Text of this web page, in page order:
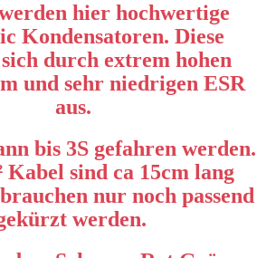
hier hochwertige
Kondensatoren. Diese
durch extrem hohen
und sehr niedrigen ESR
aus.
bis 3S gefahren werden.
Kabel sind ca 15cm lang
nur noch passend
werden.